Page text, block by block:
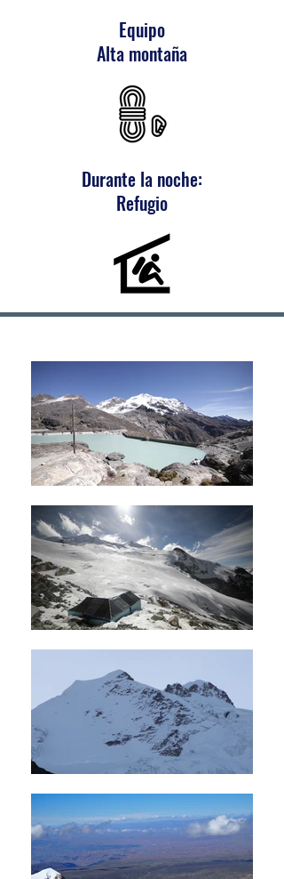
Equipo
Alta montaña
Durante la noche:
Refugio